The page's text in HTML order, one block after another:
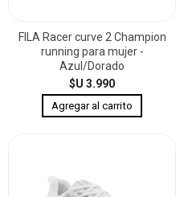
FILA Racer curve 2 Champion
running para mujer -
Azul/Dorado
$U 3.990